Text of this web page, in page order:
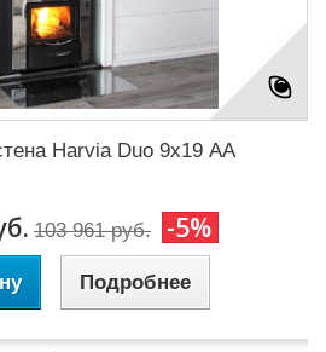
Harvia Duo 9х19 АА
103 961 руб. -5%
Подробнее